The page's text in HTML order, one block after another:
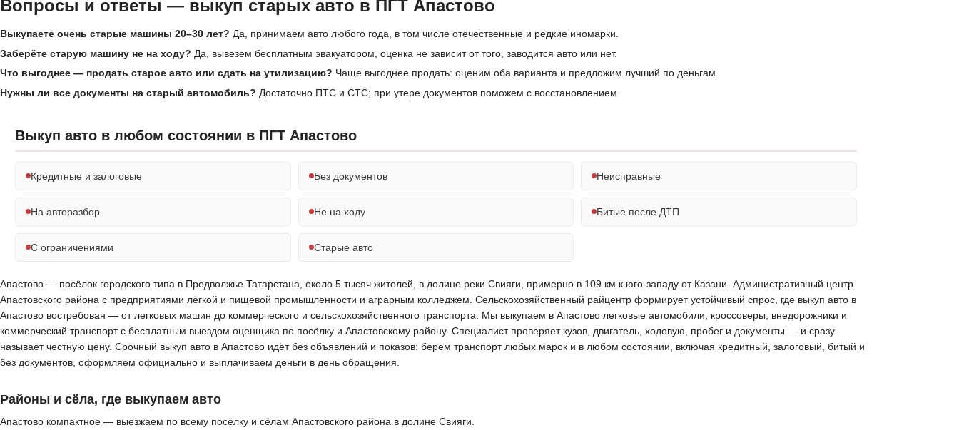
Вопросы и ответы — выкуп старых авто в ПГТ Апастово
Выкупаете очень старые машины 20–30 лет? Да, принимаем авто любого года, в том числе отечественные и редкие иномарки.
Заберёте старую машину не на ходу? Да, вывезем бесплатным эвакуатором, оценка не зависит от того, заводится авто или нет.
Что выгоднее — продать старое авто или сдать на утилизацию? Чаще выгоднее продать: оценим оба варианта и предложим лучший по деньгам.
Нужны ли все документы на старый автомобиль? Достаточно ПТС и СТС; при утере документов поможем с восстановлением.
Выкуп авто в любом состоянии в ПГТ Апастово
Кредитные и залоговые Без документов Неисправные
На авторазбор Не на ходу Битые после ДТП
С ограничениями Старые авто
Апастово — посёлок городского типа в Предволжье Татарстана, около 5 тысяч жителей, в долине реки Свияги, примерно в 109 км к юго-западу от Казани. Административный центр
Апастовского района с предприятиями лёгкой и пищевой промышленности и аграрным колледжем. Сельскохозяйственный райцентр формирует устойчивый спрос, где выкуп авто в
Апастово востребован — от легковых машин до коммерческого и сельскохозяйственного транспорта. Мы выкупаем в Апастово легковые автомобили, кроссоверы, внедорожники и
коммерческий транспорт с бесплатным выездом оценщика по посёлку и Апастовскому району. Специалист проверяет кузов, двигатель, ходовую, пробег и документы — и сразу
называет честную цену. Срочный выкуп авто в Апастово идёт без объявлений и показов: берём транспорт любых марок и в любом состоянии, включая кредитный, залоговый, битый и
без документов, оформляем официально и выплачиваем деньги в день обращения.
Районы и сёла, где выкупаем авто
Апастово компактное — выезжаем по всему посёлку и сёлам Апастовского района в долине Свияги.